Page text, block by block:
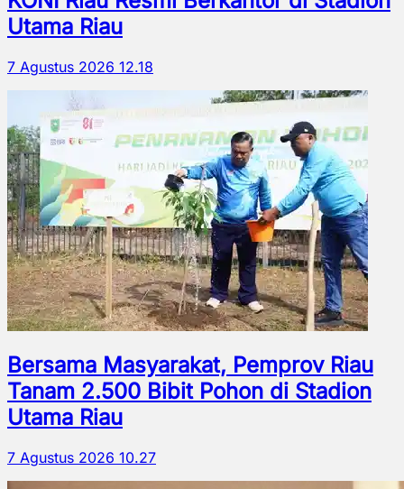
Utama Riau
7 Agustus 2026 12.18
Bersama Masyarakat, Pemprov Riau
Tanam 2.500 Bibit Pohon di Stadion
Utama Riau
7 Agustus 2026 10.27